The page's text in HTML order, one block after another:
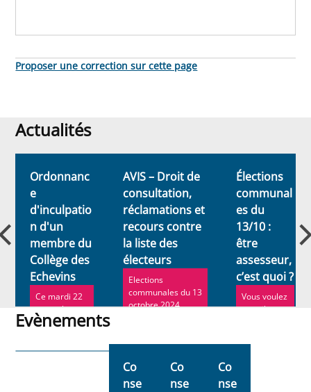
Proposer une correction sur cette page
Actualités
Actualités
Ordonnanc
e
d'inculpatio
n d'un
membre du
Collège des
Echevins
Ce mardi 22
novembre
2022, le
AVIS – Droit de
consultation,
réclamations et
recours contre
la liste des
électeurs
Elections
communales du 13
octobre 2024
Élections
communal
es du
13/10 :
être
assesseur,
c’est quoi ?
Vous voulez
contribuer
et vous
Evènements
Evènements
Co
nse
Co
nse
Co
nse